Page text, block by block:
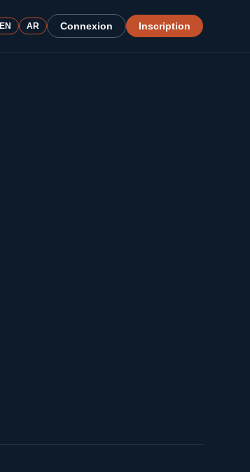
EN AR Connexion Inscription